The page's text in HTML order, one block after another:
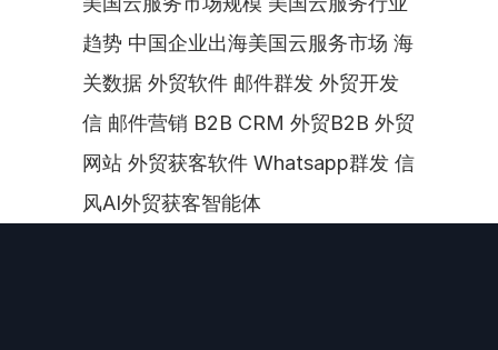
趋势 中国企业出海美国云服务市场 海
关数据 外贸软件 邮件群发 外贸开发
信 邮件营销 B2B CRM 外贸B2B 外贸
网站 外贸获客软件 Whatsapp群发 信
风AI外贸获客智能体